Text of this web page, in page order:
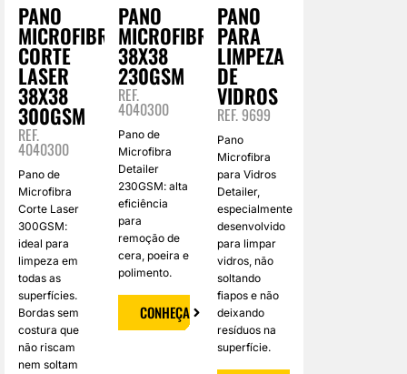
PANO
MICROFIBRA
CORTE
LASER
38X38
300GSM
REF.
4040300
Pano de
Microfibra
Corte Laser
300GSM:
ideal para
limpeza em
todas as
superfícies.
Bordas sem
costura que
não riscam
nem soltam
PANO
MICROFIBRA
38X38
230GSM
REF.
4040300
Pano de
Microfibra
Detailer
230GSM: alta
eficiência
para
remoção de
cera, poeira e
polimento.
CONHEÇA
PANO
PARA
LIMPEZA
DE
VIDROS
REF. 9699
Pano
Microfibra
para Vidros
Detailer,
especialmente
desenvolvido
para limpar
vidros, não
soltando
fiapos e não
deixando
resíduos na
superfície.